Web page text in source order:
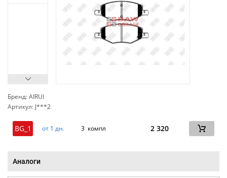
Бренд: AIRUI
Артикул: J***2
BG_1 от 1 дн. 3 компл 2 320
Аналоги